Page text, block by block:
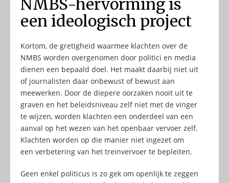
NMBS-hervorming is
een ideologisch project
Kortom, de gretigheid waarmee klachten over de
NMBS worden overgenomen door politici en media
dienen een bepaald doel. Het maakt daarbij niet uit
of journalisten daar onbewust of bewust aan
meewerken. Door de diepere oorzaken nooit uit te
graven en het beleidsniveau zelf niet met de vinger
te wijzen, worden klachten een onderdeel van een
aanval op het wezen van het openbaar vervoer zelf.
Klachten worden op die manier niet ingezet om
een verbetering van het treinvervoer te bepleiten.
Geen enkel politicus is zo gek om openlijk te zeggen